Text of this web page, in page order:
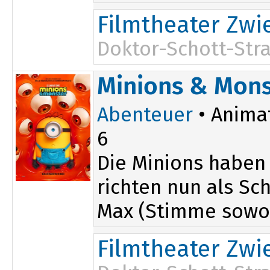
Filmtheater
Doktor-Schott-
Minions &
Abenteuer •
6
Die Minions
richten nun als
Max (Stimme
Filmtheater